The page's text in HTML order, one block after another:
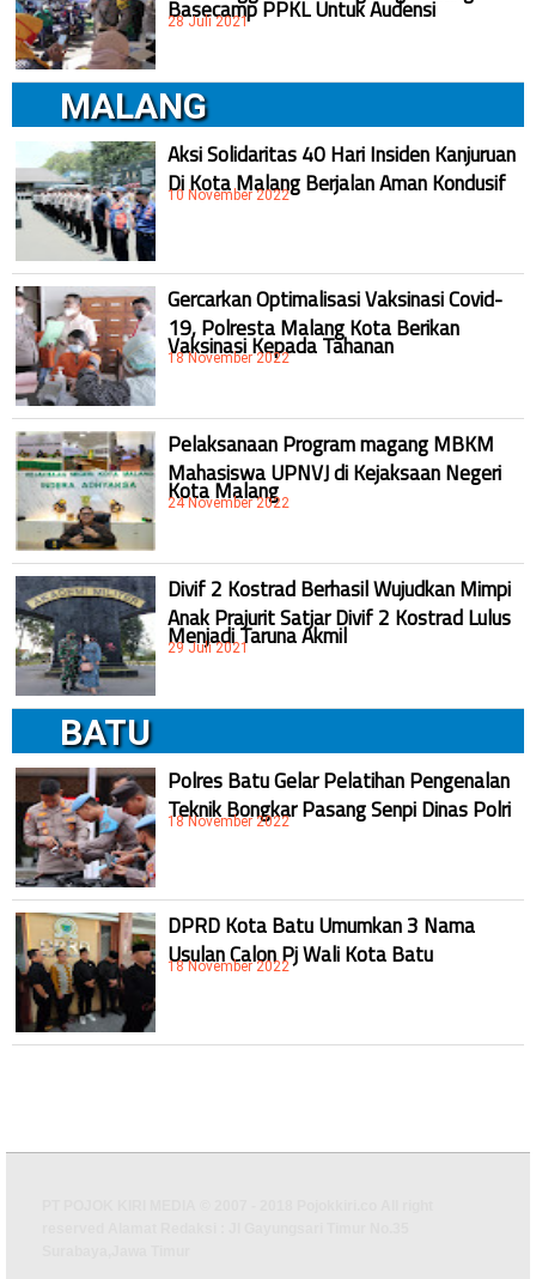
28 Juli 2021
MALANG
Aksi Solidaritas 40 Hari Insiden Kanjuruan
Di Kota Malang Berjalan Aman Kondusif
10 November 2022
Gercarkan Optimalisasi Vaksinasi Covid-
19, Polresta Malang Kota Berikan
Vaksinasi Kepada Tahanan
18 November 2022
Pelaksanaan Program magang MBKM
Mahasiswa UPNVJ di Kejaksaan Negeri
Kota Malang
24 November 2022
Divif 2 Kostrad Berhasil Wujudkan Mimpi
Anak Prajurit Satjar Divif 2 Kostrad Lulus
Menjadi Taruna Akmil
29 Juli 2021
BATU
Polres Batu Gelar Pelatihan Pengenalan
Teknik Bongkar Pasang Senpi Dinas Polri
18 November 2022
DPRD Kota Batu Umumkan 3 Nama
Usulan Calon Pj Wali Kota Batu
18 November 2022